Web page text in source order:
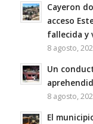
Cayeron
acceso
fallecida y
8 agosto,
Un
8 agosto,
El